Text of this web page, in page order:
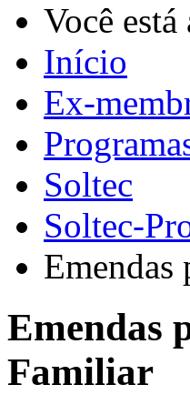
Você está
Início
Ex-
Soltec
Soltec-
Emendas
Familiar